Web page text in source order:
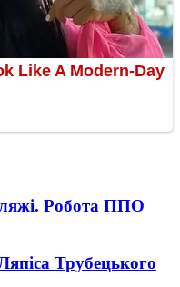
Робота ППО
Трубецького